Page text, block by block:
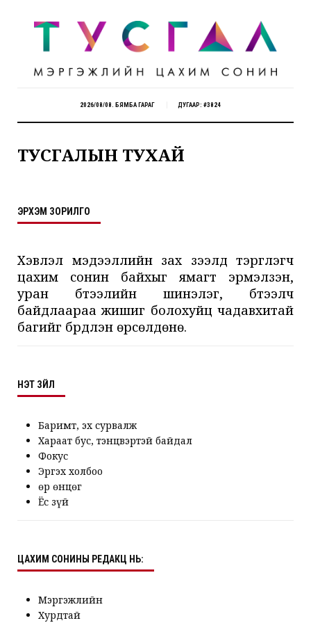
2026/08/08. БЯМБА ГАРАГ ДУГААР: #3824
ТУСГАЛЫН ТУХАЙ
ЭРХЭМ ЗОРИЛГО
Хэвлэл мэдээллийн зах зээлд тэргүүлэгч
цахим сонин байхыг ямагт эрмэлзэн,
уран бүтээлийн шинэлэг, бүтээлч
байдлаараа жишиг болохуйц чадавхитай
багийг бүрдүүлэн өрсөлдөнө.
ҮНЭТ ЗҮЙЛ
Баримт, эх сурвалж
Хараат бус, тэнцвэртэй байдал
Фокус
Эргэх холбоо
Өөр өнцөг
Ёс зүй
ЦАХИМ СОНИНЫ РЕДАКЦ НЬ:
Мэргэжлийн
Хурдтай